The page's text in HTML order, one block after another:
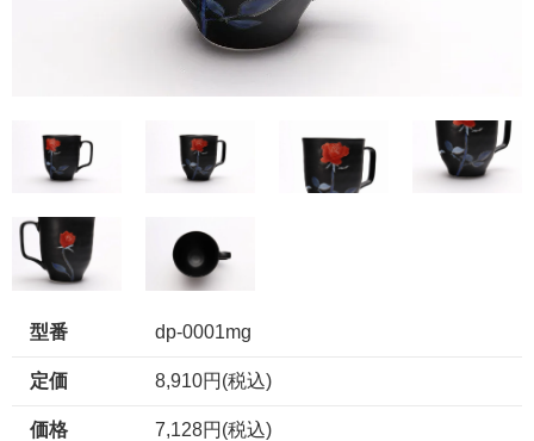
型番 dp-0001mg
定価 8,910円(税込)
価格 7,128円(税込)